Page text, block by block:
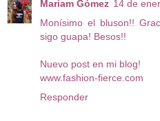
Mariam Gómez 14 de
Monísimo el bluson!!
sigo guapa! Besos!!
Nuevo post en mi blog!
www.fashion-fierce.com
Responder